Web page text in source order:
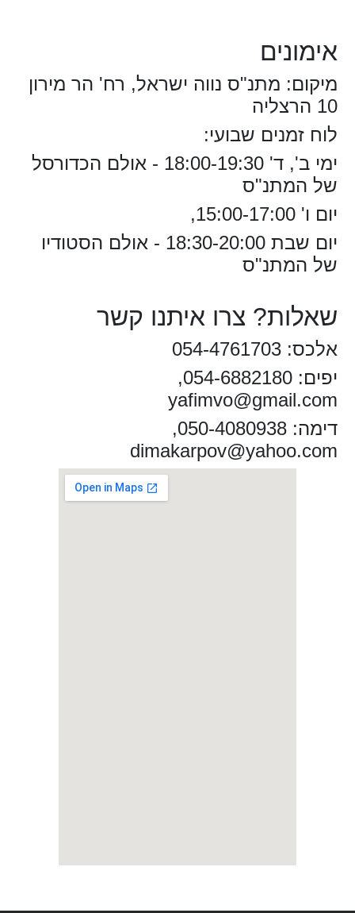
אימונים
מיקום: מתנ"ס נווה ישראל, רח' הר מירון
10 הרצליה
לוח זמנים שבועי:
ימי ב', ד' 18:00-19:30 - אולם הכדורסל
של המתנ"ס
יום ו' 15:00-17:00,
יום שבת 18:30-20:00 - אולם הסטודיו
של המתנ"ס
שאלות? צרו איתנו קשר
אלכס: 054-4761703
יפים: 054-6882180,
yafimvo@gmail.com
דימה: 050-4080938,
dimakarpov@yahoo.com